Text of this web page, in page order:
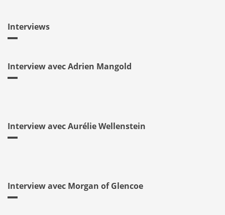
Interviews
Interview avec Adrien Mangold
Interview avec Aurélie Wellenstein
Interview avec Morgan of Glencoe